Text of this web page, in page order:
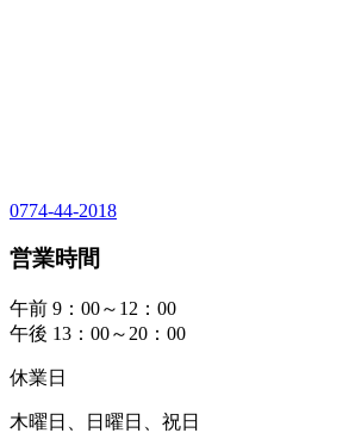
0774-44-2018
営業時間
午前 9：00～12：00
午後 13：00～20：00
休業日
木曜日、日曜日、祝日